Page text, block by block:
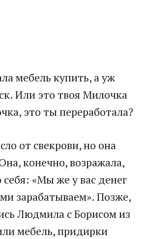
мебель купить, а уж
Или это твоя Милочка
это ты переработала?
от свекрови, но она
конечно, возражала,
«Мы же у вас денег
зарабатываем». Позже,
Людмила с Борисом из
мебель, придирки